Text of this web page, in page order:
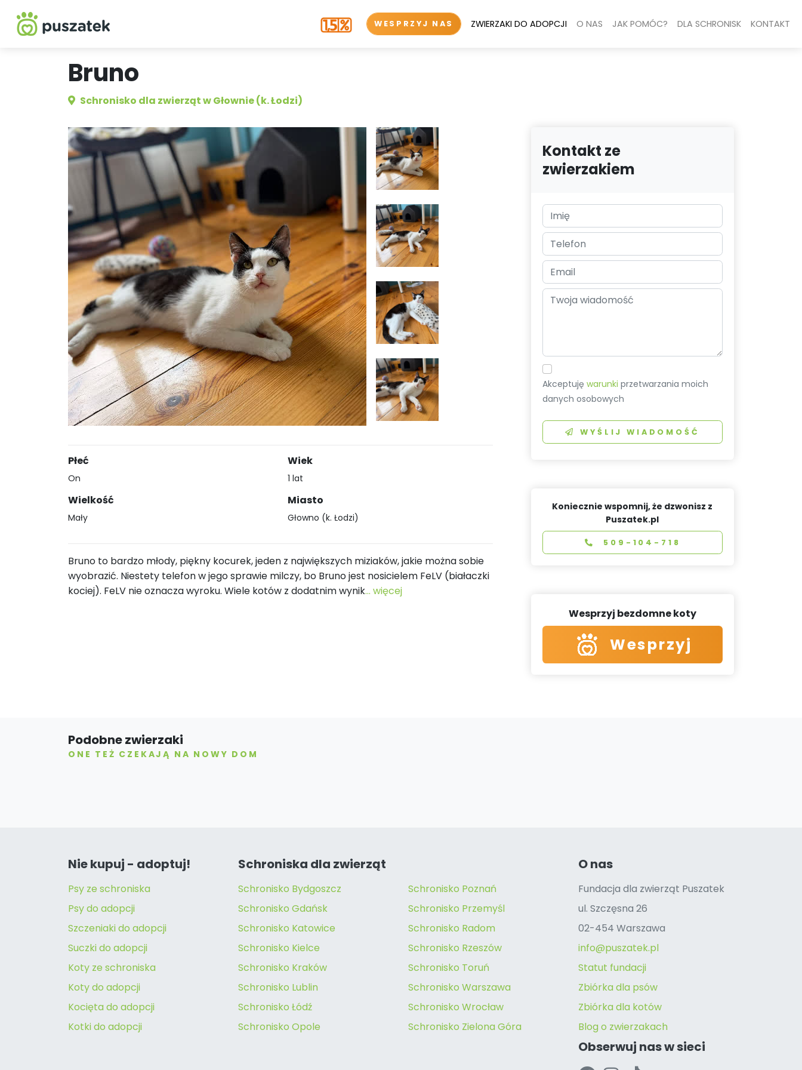
WESPRZYJ NAS ZWIERZAKI DO ADOPCJI O NAS JAK POMÓC? DLA SCHRONISK KONTAKT
Bruno
Schronisko dla zwierząt w Głownie (k. Łodzi)
Płeć
On
Wielkość
Mały
Wiek
1 lat
Miasto
Głowno (k. Łodzi)
Bruno to bardzo młody, piękny kocurek, jeden z największych miziaków, jakie można sobie
wyobrazić. Niestety telefon w jego sprawie milczy, bo Bruno jest nosicielem FeLV (białaczki
kociej). FeLV nie oznacza wyroku. Wiele kotów z dodatnim wynik... więcej
Kontakt ze
zwierzakiem
Akceptujęwarunki przetwarzania moich
danych osobowych
WYŚLIJ WIADOMOŚĆ
Koniecznie wspomnij, że dzwonisz z
Puszatek.pl
509-104-718
Wesprzyj bezdomne koty
Wesprzyj
Podobne zwierzaki
ONE TEŻ CZEKAJĄ NA NOWY DOM
Nie kupuj - adoptuj!
Psy ze schroniska
Psy do adopcji
Szczeniaki do adopcji
Suczki do adopcji
Koty ze schroniska
Koty do adopcji
Kocięta do adopcji
Kotki do adopcji
Schroniska dla zwierząt
Schronisko Bydgoszcz
Schronisko Gdańsk
Schronisko Katowice
Schronisko Kielce
Schronisko Kraków
Schronisko Lublin
Schronisko Łódź
Schronisko Opole
Schronisko Poznań
Schronisko Przemyśl
Schronisko Radom
Schronisko Rzeszów
Schronisko Toruń
Schronisko Warszawa
Schronisko Wrocław
Schronisko Zielona Góra
O nas
Fundacja dla zwierząt Puszatek
ul. Szczęsna 26
02-454 Warszawa
info@puszatek.pl
Statut fundacji
Zbiórka dla psów
Zbiórka dla kotów
Blog o zwierzakach
Obserwuj nas w sieci